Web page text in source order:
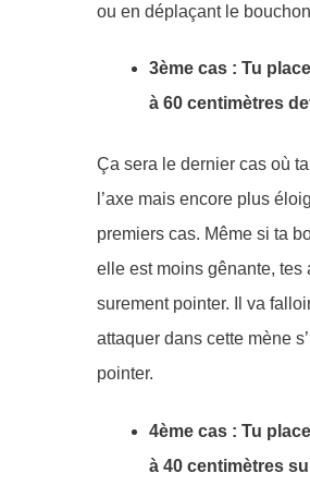
ou en déplaçant le
3ème cas : Tu
à 60 centimètres
Ça sera le dernier cas où
l’axe mais encore plus
premiers cas. Même si ta
elle est moins gênante, tes
surement pointer. Il va
attaquer dans cette mène
pointer.
4ème cas : Tu
à 40 centimètres